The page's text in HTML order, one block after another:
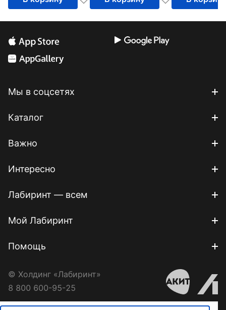
Мы в соцсетях
Каталог
Важно
Интересно
Лабиринт — всем
Мой Лабиринт
Помощь
© Холдинг «Лабиринт»
8 800 600-95-25